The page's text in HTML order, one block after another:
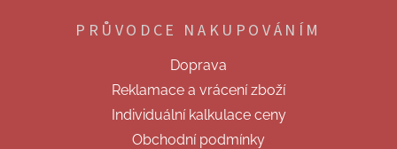
PRŮVODCE NAKUPOVÁNÍM
Doprava
Reklamace a vrácení zboží
Individuální kalkulace ceny
Obchodní podmínky